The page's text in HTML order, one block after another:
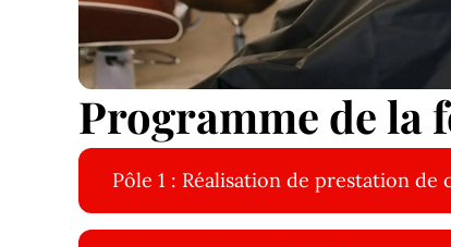
Programme de la
Pôle 1 : Réalisation de prestation de